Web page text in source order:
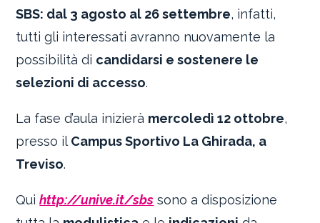
SBS: dal 3 agosto al 26 settembre, infatti,
tutti gli interessati avranno nuovamente la
possibilità di candidarsi e sostenere le
selezioni di accesso.
La fase d’aula inizierà mercoledì 12 ottobre,
presso il Campus Sportivo La Ghirada, a
Treviso.
Quihttp://unive.it/sbs sono a disposizione